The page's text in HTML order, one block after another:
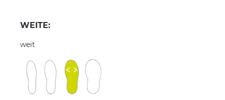
WEITE:
weit